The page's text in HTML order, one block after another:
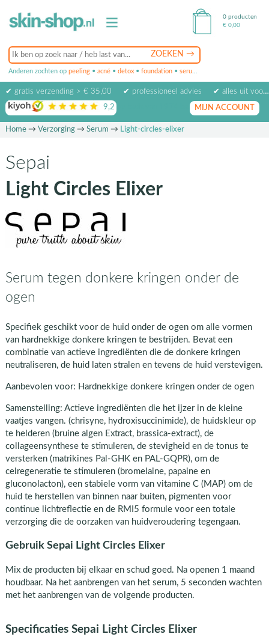
Anderen zochten op peeling • acné • detox • foundation • serum
0 producten
€ 0,00
✔ gratis verzending > € 35,00 ✔ professioneel advies
✔ alles uit voorraad leverbaar
9,2 op basis van beoordelingen
MIJN ACCOUNT
Home→ Verzorging→ Serum → Light-circles-elixer
Sepai
Light Circles Elixer
Serum tegen donkere kringen onder de
ogen
Specifiek geschikt voor de huid onder de ogen om alle vormen
van hardnekkige donkere kringen te bestrijden. Bevat een
combinatie van actieve ingrediënten die de donkere kringen
neutraliseren, de huid laten stralen en tevens de huid verstevigen.
Aanbevolen voor: Hardnekkige donkere kringen onder de ogen
Samenstelling: Actieve ingrediënten die het ijzer in de kleine
vaatjes vangen. (chrisyne, hydroxisuccinimide), de huidskleur op
te helderen (bruine algen Extract, brassica-extract), de
collageensynthese te stimuleren, de stevigheid en de tonus te
versterken (matrikines Pal-GHK en PAL-GQPR), om de
celregeneratie te stimuleren (bromelaine, papaine en
gluconolacton), een stabiele vorm van vitamine C (MAP) om de
huid te herstellen van binnen naar buiten, pigmenten voor
continue lichtreflectie en de RMI5 formule voor een totale
verzorging die de oorzaken van huidveroudering tegengaan.
Gebruik Sepai Light Circles Elixer
Mix de producten bij elkaar en schud goed. Na openen 1 maand
houdbaar. Na het aanbrengen van het serum, 5 seconden wachten
met het aanbrengen van de volgende producten.
Specificaties Sepai Light Circles Elixer